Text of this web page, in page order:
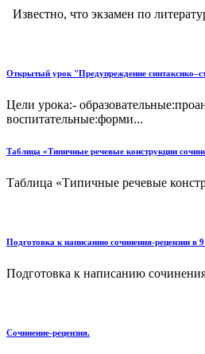
Известно, что экзамен по
Открытый урок "Предупреждение
Цели урока:-
воспитательные:форми...
Таблица «Типичные речевые конструкции
Таблица «Типичные речевые
Подготовка к написанию сочинения-рецензии
Подготовка к написанию
Сочинение-рецензия.